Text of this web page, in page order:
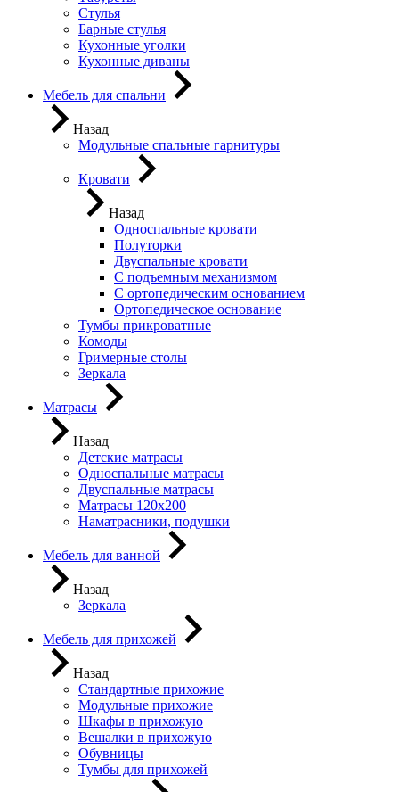
Стулья
Барные стулья
Кухонные уголки
Кухонные диваны
Мебель для спальни
Назад
Модульные спальные гарнитуры
Кровати
Назад
Односпальные кровати
Полуторки
Двуспальные кровати
С подъемным механизмом
С ортопедическим основанием
Ортопедическое основание
Тумбы прикроватные
Комоды
Гримерные столы
Зеркала
Матрасы
Назад
Детские матрасы
Односпальные матрасы
Двуспальные матрасы
Матрасы 120х200
Наматрасники, подушки
Мебель для ванной
Назад
Зеркала
Мебель для прихожей
Назад
Стандартные прихожие
Модульные прихожие
Шкафы в прихожую
Вешалки в прихожую
Обувницы
Тумбы для прихожей